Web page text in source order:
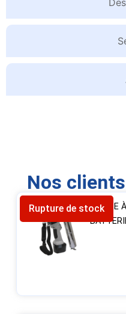
Nos
Rupture de stockPOMPE